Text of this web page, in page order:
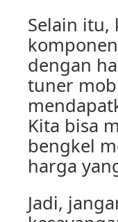
Selain
dengan
tuner
Kita bisa
bengkel
harga
Jadi,